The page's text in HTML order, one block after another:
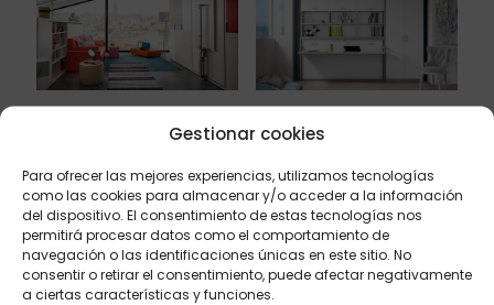
Gestionar cookies
Para ofrecer las mejores experiencias, utilizamos tecnologías
como las cookies para almacenar y/o acceder a la información
del dispositivo. El consentimiento de estas tecnologías nos
permitirá procesar datos como el comportamiento de
navegación o las identificaciones únicas en este sitio. No
consentir o retirar el consentimiento, puede afectar negativamente
a ciertas características y funciones.
Tu puntuación *
1 de 5 2 de 5 3 de 5 4 de 5 5 de 5
matrimonio con mesa
horizontal de 90 x 190,
Ref: M13